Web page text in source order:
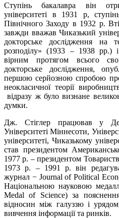
Ступінь бакалавра він
університеті в 1931 р,
Північного Заходу в 1932 р.
завжди вважав Чиказький
докторське дослідження на
розподілу» (1933 – 1938 рр.)
вірним протягом всього
докторське дослідження,
першою серйозною спробою
неокласичної теорії
відразу ж було визнане
думки.
Дж. Стіглер працював у
Університеті Міннесоти,
університеті, Чиказькому
став президентом
1977 р. – президентом
1973 р. – 1991 р. він
журнал − Journal of Political
Національною науковою
Medal of Science) за пояснення
відносин між галуззю і
вивчення інформації та ринків.